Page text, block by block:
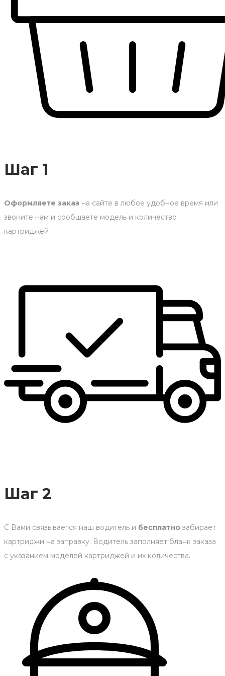
Шаг 1
Оформляете заказ на сайте в любое удобное время или
звоните нам и сообщаете модель и количество
картриджей
Шаг 2
С Вами связывается наш водитель и бесплатно забирает
картриджи на заправку. Водитель заполняет бланк заказа
с указанием моделей картриджей и их количества.